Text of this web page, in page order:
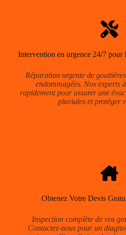
Intervention en urgence 24/7 pour
Réparation urgente de
endommagées. Nos experts
rapidement pour assurer une
pluviales et protéger
Obtenez Votre Devis
Inspection complète de vos
Contactez-nous pour un